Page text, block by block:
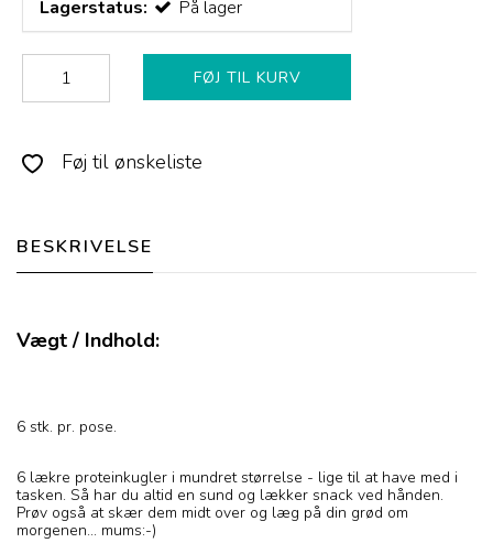
Lagerstatus: På lager
FØJ TIL KURV
Føj til ønskeliste
BESKRIVELSE
Vægt / Indhold:
6 stk. pr. pose.
6 lækre proteinkugler i mundret størrelse - lige til at have med i
tasken. Så har du altid en sund og lækker snack ved hånden.
Prøv også at skær dem midt over og læg på din grød om
morgenen... mums:-)